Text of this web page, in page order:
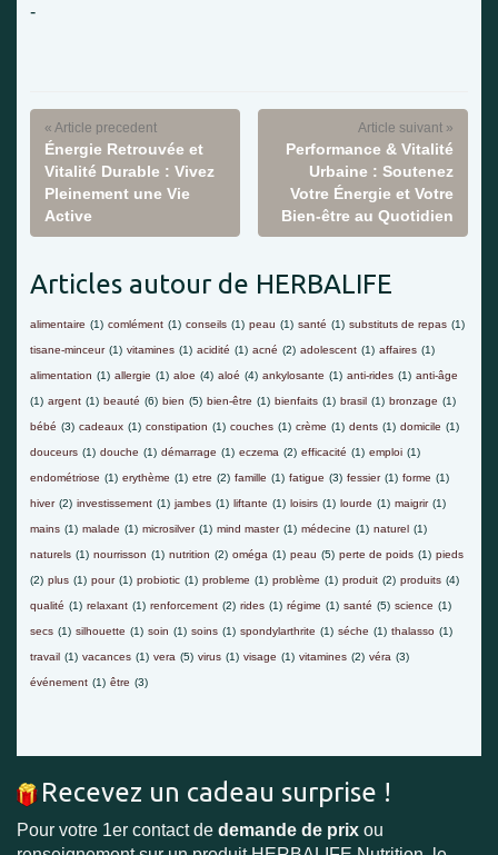
-
« Article precedent
Énergie Retrouvée et
Vitalité Durable : Vivez
Pleinement une Vie
Active
Article suivant »
Performance & Vitalité
Urbaine : Soutenez
Votre Énergie et Votre
Bien-être au Quotidien
Articles autour de HERBALIFE
alimentaire (1) comlément (1) conseils (1) peau (1) santé (1) substituts de repas (1)
tisane-minceur (1) vitamines (1) acidité (1) acné (2) adolescent (1) affaires (1)
alimentation (1) allergie (1) aloe (4) aloé (4) ankylosante (1) anti-rides (1) anti-âge
(1) argent (1) beauté (6) bien (5) bien-être (1) bienfaits (1) brasil (1) bronzage (1)
bébé (3) cadeaux (1) constipation (1) couches (1) crème (1) dents (1) domicile (1)
douceurs (1) douche (1) démarrage (1) eczema (2) efficacité (1) emploi (1)
endométriose (1) erythème (1) etre (2) famille (1) fatigue (3) fessier (1) forme (1)
hiver (2) investissement (1) jambes (1) liftante (1) loisirs (1) lourde (1) maigrir (1)
mains (1) malade (1) microsilver (1) mind master (1) médecine (1) naturel (1)
naturels (1) nourrisson (1) nutrition (2) oméga (1) peau (5) perte de poids (1) pieds
(2) plus (1) pour (1) probiotic (1) probleme (1) problème (1) produit (2) produits (4)
qualité (1) relaxant (1) renforcement (2) rides (1) régime (1) santé (5) science (1)
secs (1) silhouette (1) soin (1) soins (1) spondylarthrite (1) séche (1) thalasso (1)
travail (1) vacances (1) vera (5) virus (1) visage (1) vitamines (2) véra (3)
événement (1) être (3)
Recevez un cadeau surprise !
Pour votre 1er contact de demande de prix ou